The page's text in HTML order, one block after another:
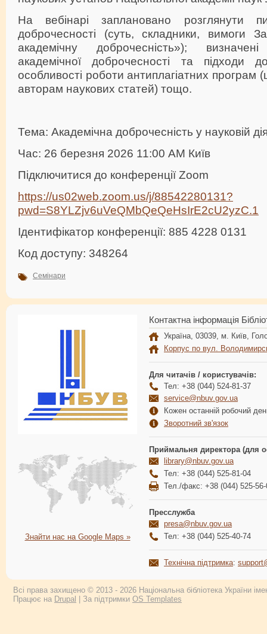
На вебінарі заплановано розглянути
доброчесності (суть, складники, вимоги
академічну доброчесність»);
академічної доброчесності та підходи
особливості роботи антиплагіатних програм
авторам наукових статей) тощо.
Тема: Академічна доброчесність у науковій
Час: 26 березня 2026 11:00 AM Київ
Підключитися до конференції Zoom
https://us02web.zoom.us/j/88542280131?
pwd=S8YLZjv6uVeQMbQeQeHsIrE2cU2yzC.1
Ідентифікатор конференції: 885 4228 0131
Код доступу: 348264
Семінари
Знайти нас на Google Maps »
Контактна інформація
Україна, 03039, м. Київ,
Корпус по вул.
Для читачів / користувачів:
Тел: +38 (044) 524-81-37
service@nbuv.gov.ua
Кожен останній робочий
Зворотний зв'язок
Приймальня директора (для
library@nbuv.gov.ua
Тел: +38 (044) 525-81-04
Тел./факс: +38 (044) 525-56-
Пресслужба
presa@nbuv.gov.ua
Тел: +38 (044) 525-40-74
Технічна підтримка:
Всі права захищено © 2013 - 2026 Національна бібліотека України
Працює на Drupal | За підтримки OS Templates